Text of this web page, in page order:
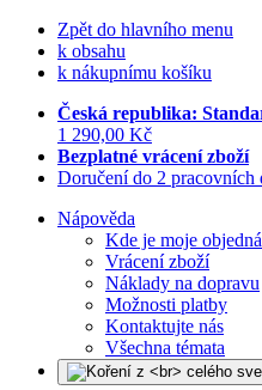
Zpět do hlavního menu
k obsahu
k nákupnímu košíku
Česká republika:
1 290,00 Kč
Bezplatné vrácení zboží
Doručení do 2 pracovních
Nápověda
Kde je moje
Vrácení zboží
Náklady na dopravu
Možnosti platby
Kontaktujte nás
Všechna témata